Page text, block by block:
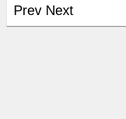
Prev Next